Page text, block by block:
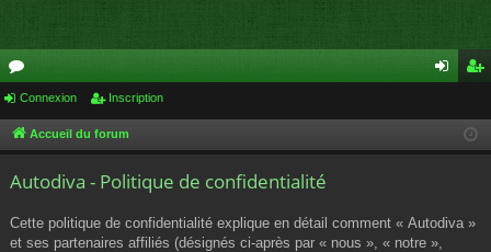
or
u cri
Connexion Inscription
Accueil du forum
Autodiva - Politique de confidentialité
Cette politique de confidentialité explique en détail comment « Autodiva »
et ses partenaires affiliés (désignés ci-après par « nous », « notre »,